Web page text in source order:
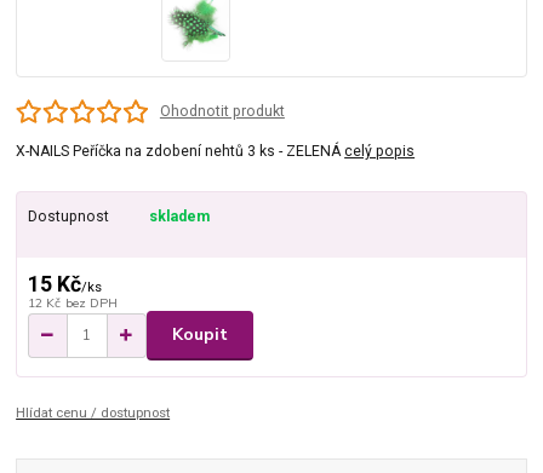
Ohodnotit produkt
X-NAILS Peříčka na zdobení nehtů 3 ks - ZELENÁcelý popis
Dostupnost skladem
15 Kč/ks
12 Kč bez DPH
Koupit
Hlídat cenu / dostupnost